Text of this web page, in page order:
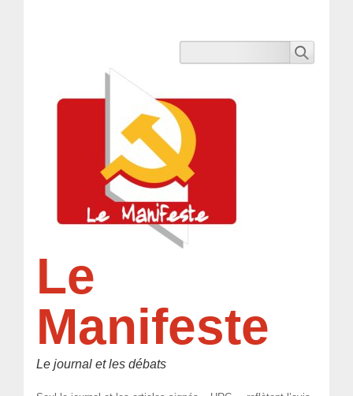
Le
Manifeste
Le journal et les débats